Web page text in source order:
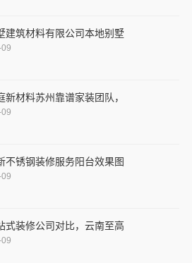
建筑材料有限公司本地别墅
新材料苏州靠谱家装团队，
不锈钢装修服务阳台效果图
式装修公司对比，云南至高